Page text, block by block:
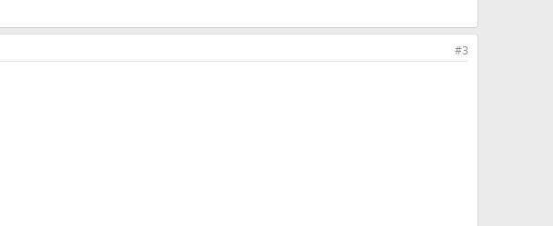
#3